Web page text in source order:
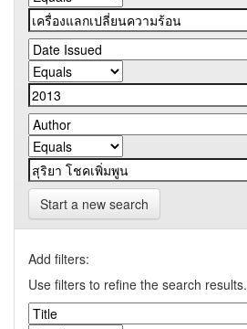
Start a new search
Add filters:
Use filters to refine the search results.